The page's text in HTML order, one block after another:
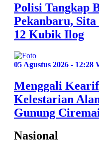
Polisi Tangkap
Pekanbaru,
12 Kubik Ilog
05 Agustus 2026 - 12:28
Menggali
Kelestarian
Gunung
Nasional